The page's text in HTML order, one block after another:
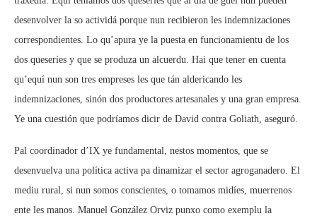
desenvolver la so actividá porque nun recibieron les indemnizaciones
correspondientes. Lo qu’apura ye la puesta en funcionamientu de los
dos queseríes y que se produza un alcuerdu. Hai que tener en cuenta
qu’equí nun son tres empreses les que tán aldericando les
indemnizaciones, sinón dos productores artesanales y una gran empresa.
Ye una cuestión que podríamos dicir de David contra Goliath, aseguró.
Pal coordinador d’IX ye fundamental, nestos momentos, que se
desenvuelva una política activa pa dinamizar el sector agroganadero. El
mediu rural, si nun somos conscientes, o tomamos midíes, muerrenos
ente les manos. Manuel González Orviz punxo como exemplu la